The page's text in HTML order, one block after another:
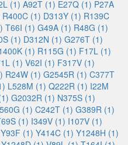
(1) A92T (1) E27Q (1) P27A
R400C (1) D313Y (1) R139C
T66I (1) G49A (1) R48G (1)
(1) D312N (1) G276T (1)
(1) R115G (1) F17L (1)
(1) V62I (1) F317V (1)
R24W (1) G2545R (1) C377T
L528M (1) Q222R (1) I22M
G2032R (1) N375S (1)
(1) C242T (1) G389R (1)
(1) I349V (1) I107V (1)
Y93F (1) Y414C (1) Y1248H (1)